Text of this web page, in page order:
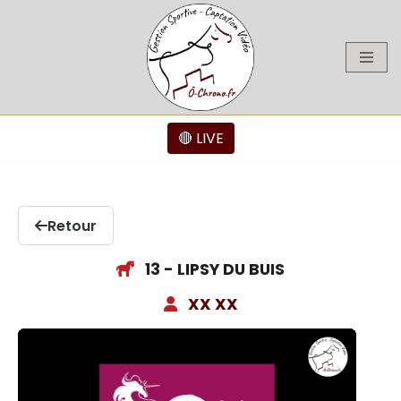
🔴 LIVE
Retour
13 - LIPSY DU BUIS
XX XX